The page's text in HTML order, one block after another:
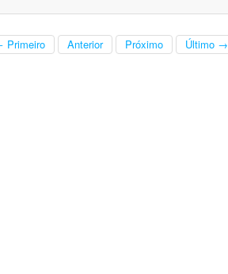
Primeiro Anterior Próximo Último →